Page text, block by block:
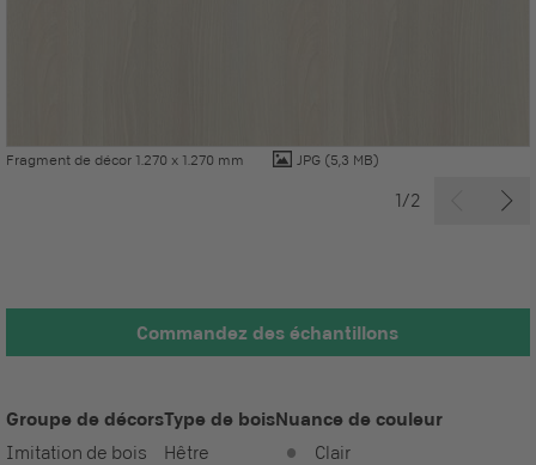
Fragment de décor 1.270 x 1.270 mm JPG (5,3 MB)
1/2
Commandez des échantillons
Groupe de décors
Imitation de bois
Type de bois
Hêtre
Nuance de couleur
Clair